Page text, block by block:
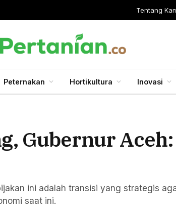
Tentang
Peternakan Hortikultura Inovasi
Gubernur
ini adalah transisi yang strategis
saat ini.